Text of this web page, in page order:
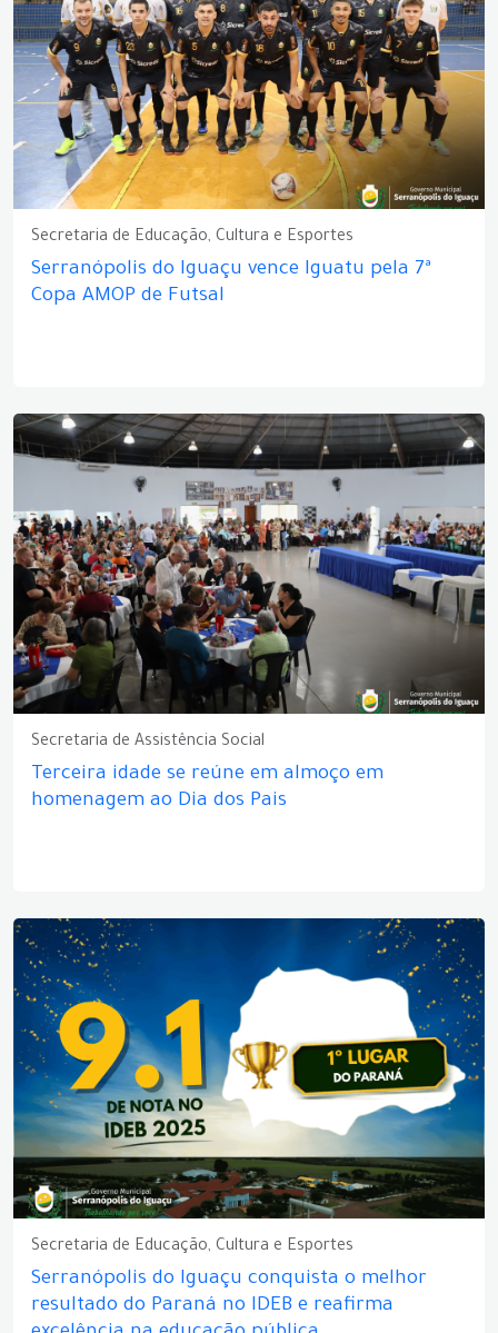
Secretaria de Educação, Cultura e Esportes
Serranópolis do Iguaçu vence Iguatu pela 7ª
Copa AMOP de Futsal
Secretaria de Assistência Social
Terceira idade se reúne em almoço em
homenagem ao Dia dos Pais
Secretaria de Educação, Cultura e Esportes
Serranópolis do Iguaçu conquista o melhor
resultado do Paraná no IDEB e reafirma